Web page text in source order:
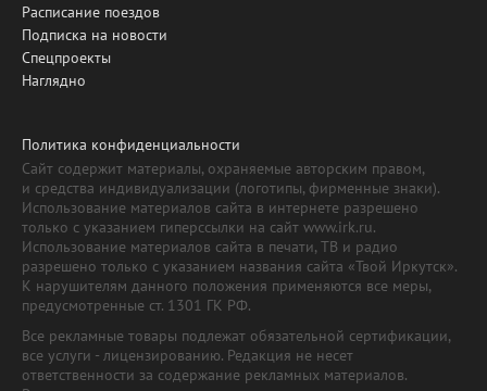
Расписание поездов
Подписка на новости
Спецпроекты
Наглядно
Политика конфиденциальности
Сайт содержит материалы, охраняемые авторским правом,
и средства индивидуализации (логотипы, фирменные знаки).
Использование материалов сайта в интернете разрешено
только с указанием гиперссылки на сайт www.irk.ru.
Использование материалов сайта в печати, ТВ и радио
разрешено только с указанием названия сайта «Твой Иркутск».
К нарушителям данного положения применяются все меры,
предусмотренные ст. 1301 ГК РФ.
Все рекламные товары подлежат обязательной сертификации,
все услуги - лицензированию. Редакция не несет
ответственности за содержание рекламных материалов.